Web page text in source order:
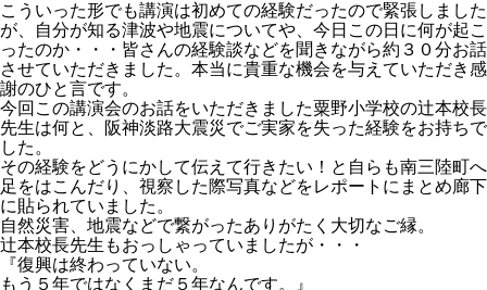
こういった形でも講演は初めての経験だったので緊張しました
が、自分が知る津波や地震についてや、今日この日に何が起こ
ったのか・・・皆さんの経験談などを聞きながら約３０分お話
させていただきました。本当に貴重な機会を与えていただき感
謝のひと言です。
今回この講演会のお話をいただきました粟野小学校の辻本校長
先生は何と、阪神淡路大震災でご実家を失った経験をお持ちで
した。
その経験をどうにかして伝えて行きたい！と自らも南三陸町へ
足をはこんだり、視察した際写真などをレポートにまとめ廊下
に貼られていました。
自然災害、地震などで繋がったありがたく大切なご縁。
辻本校長先生もおっしゃっていましたが・・・
『復興は終わっていない。
もう５年ではなくまだ５年なんです。』